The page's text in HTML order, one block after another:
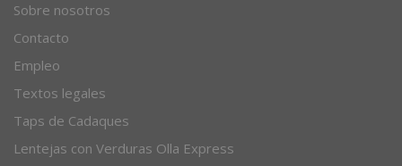
Empresas
Sobre nosotros
Contacto
Empleo
Textos legales
Taps de Cadaques